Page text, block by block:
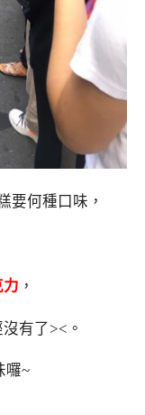
要何種口味，
，
有了><。
囉~